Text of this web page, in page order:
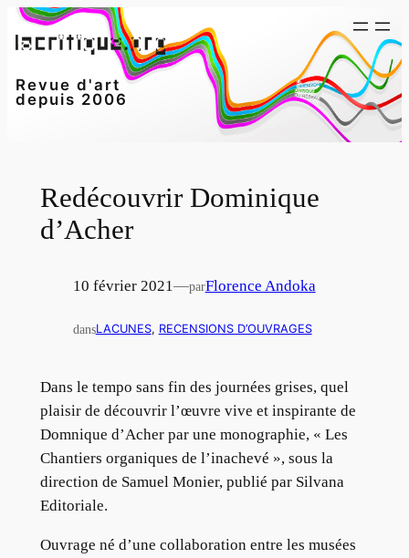
Aller
au
Revue d'art
depuis 2006
Redécouvrir Dominique
d’Acher
10 février 2021—parFlorence Andoka
dansLACUNES, RECENSIONS D’OUVRAGES
Dans le tempo sans fin des journées grises, quel
plaisir de découvrir l’œuvre vive et inspirante de
Domnique d’Acher par une monographie, « Les
Chantiers organiques de l’inachevé », sous la
direction de Samuel Monier, publié par Silvana
Editoriale.
Ouvrage né d’une collaboration entre les musées